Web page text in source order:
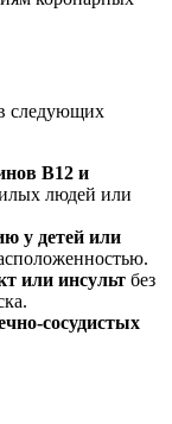
следующих
B12 и
людей или
у детей или
или инсульт без
сосудистых